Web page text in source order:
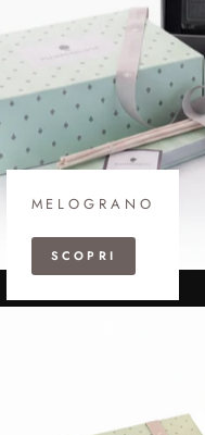
MELOGRANO
SCOPRI